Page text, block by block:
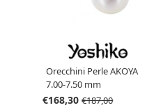
Orecchini Perle AKOYA
7.00-7.50 mm
€168,30€187,00